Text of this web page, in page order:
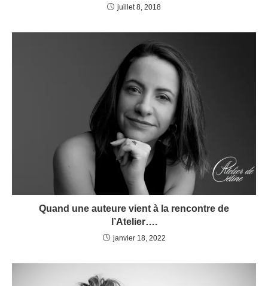
juillet 8, 2018
Quand une auteure vient à la rencontre de
l’Atelier….
janvier 18, 2022